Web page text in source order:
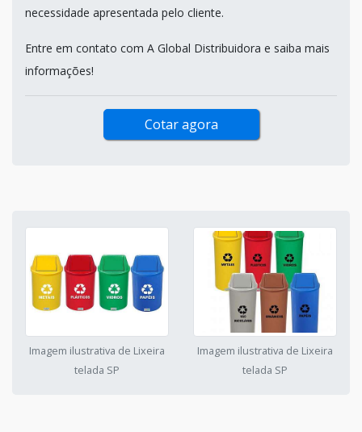
necessidade apresentada pelo cliente.
Entre em contato com A Global Distribuidora e saiba mais
informações!
Cotar agora
Imagem ilustrativa de Lixeira
telada SP
Imagem ilustrativa de Lixeira
telada SP